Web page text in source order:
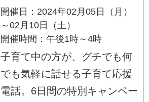
開催日：2024年02月05日（月）
～02月10日（土）
開催時間：午後1時～4時
子育て中の方が、グチでも何
でも気軽に話せる子育て応援
電話。6日間の特別キャンペー